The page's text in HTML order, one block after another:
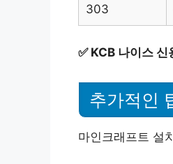
303
✅ KCB 나이스 신
추가적인
마인크래프트 설